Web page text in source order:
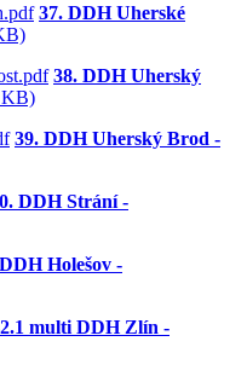
37. DDH Uherské
38. DDH Uherský
KB)
39. DDH Uherský Brod -
DDH Strání -
Holešov -
multi DDH Zlín -